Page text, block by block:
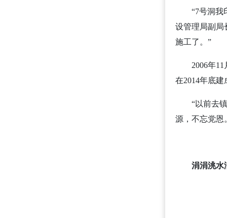
“7号洞我
设管理局副局
施工了。”
2006年
在2014年底建
“以前去
源，不忘党恩
涓涓洮水